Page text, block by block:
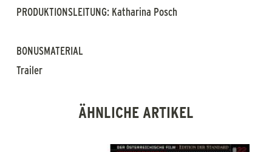
PRODUKTIONSLEITUNG: Katharina Posch
BONUSMATERIAL
Trailer
ÄHNLICHE ARTIKEL